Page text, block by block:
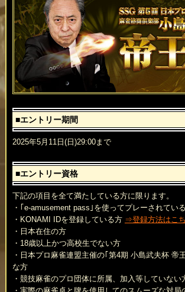
■エントリー期間
2025年5月11日(日)29:00まで
■エントリー資格
下記の項目を全て満たしている方に限ります。
・｢e-amusement pass｣を使ってプレーされてい
・KONAMI IDを登録している方 ⇒登録方法はこ
・日本在住の方
・18歳以上かつ高校生でない方
・日本プロ麻雀連盟主催の｢第4期 小島武夫杯 帝
な方
・競技麻雀のプロ団体に所属、加入等していない
・実際の麻雀卓と牌を使用してのスムーズな対局